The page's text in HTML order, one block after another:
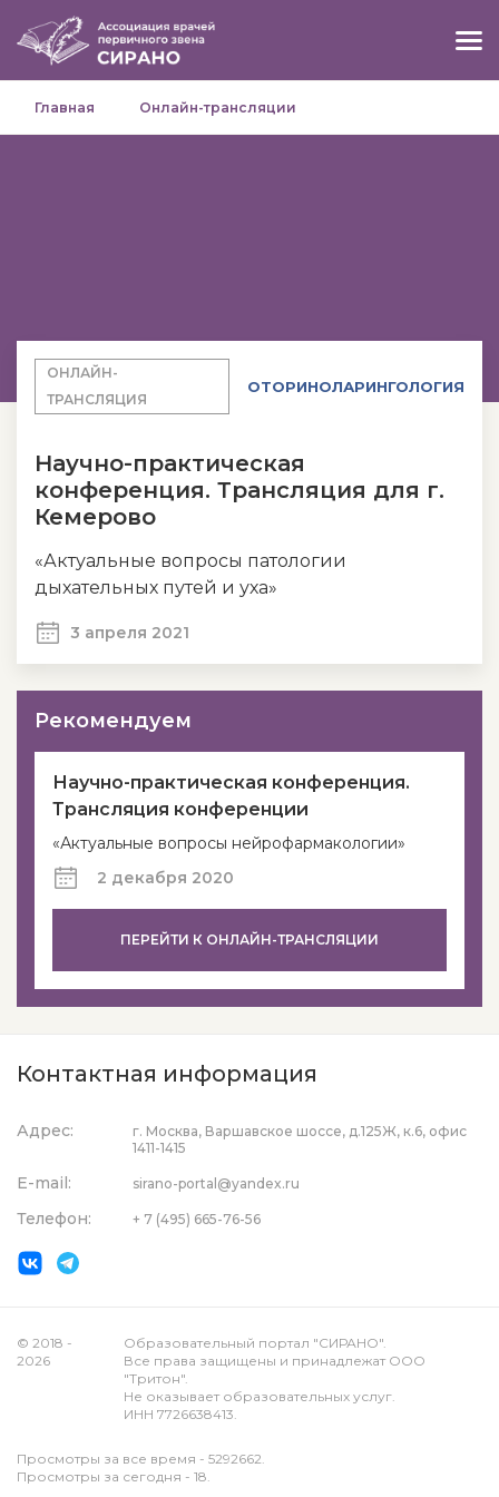
Главная Онлайн-трансляции
ОНЛАЙН-
ТРАНСЛЯЦИЯ
ОТОРИНОЛАРИНГОЛОГИЯ
Научно-практическая
конференция. Трансляция для г.
Кемерово
«Актуальные вопросы патологии
дыхательных путей и уха»
3 апреля 2021
Рекомендуем
Научно-практическая конференция.
Трансляция конференции
«Актуальные вопросы нейрофармакологии»
2 декабря 2020
ПЕРЕЙТИ К ОНЛАЙН-ТРАНСЛЯЦИИ
Контактная информация
Адрес:
г. Москва, Варшавское шоссе, д.125Ж, к.6, офис
1411-1415
E-mail: sirano-portal@yandex.ru
Телефон: + 7 (495) 665-76-56
© 2018 -
2026
Образовательный портал "СИРАНО".
Все права защищены и принадлежат ООО
"Тритон".
Не оказывает образовательных услуг.
ИНН 7726638413.
Просмотры за все время - 5292662.
Просмотры за сегодня - 18.